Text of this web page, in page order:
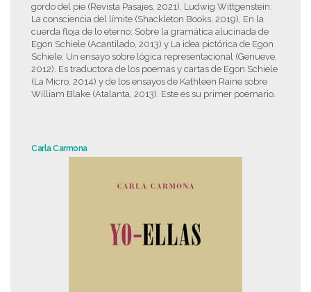
gordo del pie (Revista Pasajes, 2021), Ludwig Wittgenstein:
La consciencia del límite (Shackleton Books, 2019), En la
cuerda floja de lo eterno: Sobre la gramática alucinada de
Egon Schiele (Acantilado, 2013) y La idea pictórica de Egon
Schiele: Un ensayo sobre lógica representacional (Genueve,
2012). Es traductora de los poemas y cartas de Egon Schiele
(La Micro, 2014) y de los ensayos de Kathleen Raine sobre
William Blake (Atalanta, 2013). Este es su primer poemario.
Carla Carmona